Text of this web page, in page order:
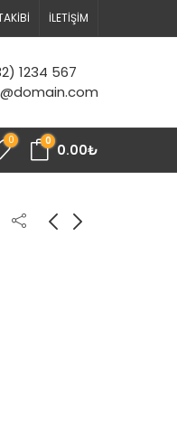
İLETIŞIM
1234 567
0 0
0.00₺